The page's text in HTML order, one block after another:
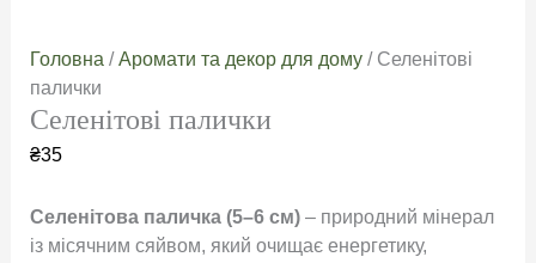
Головна /Аромати та декор для дому/ Селенітові
палички
Селенітові палички
₴35
Селенітова паличка (5–6 см)– природний мінерал
із місячним сяйвом, який очищає енергетику,